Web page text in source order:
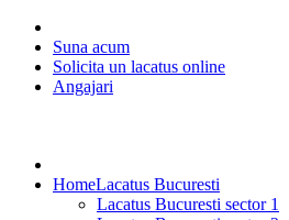
Suna acum
Solicita un lacatus online
Angajari
HomeLacatus Bucuresti
Lacatus Bucuresti sector 1